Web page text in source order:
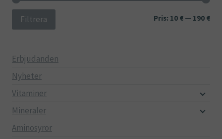
Min
Filtrera Pris: 10 € — 190 €
Erbjudanden
Nyheter
Vitaminer
Mineraler
Aminosyror